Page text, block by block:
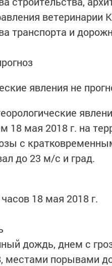
транспорта и
явления не
18 мая 2018 г. на
с
до 23 м/с и град.
18 мая 2018 г.
дождь, днем с
местами порывами